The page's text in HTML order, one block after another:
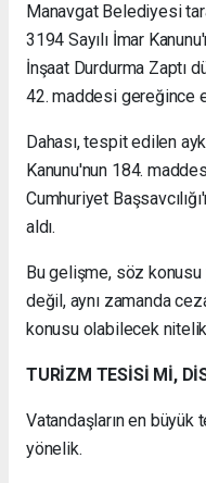
Manavgat Belediyesi
3194 Sayılı İmar
İnşaat Durdurma Zaptı
42. maddesi gereğince
Dahası, tespit edilen
Kanunu'nun 184.
Cumhuriyet
aldı.
Bu gelişme, söz konusu
değil, aynı zamanda
konusu olabilecek
TURİZM TESİSİ Mİ,
Vatandaşların en
yönelik.